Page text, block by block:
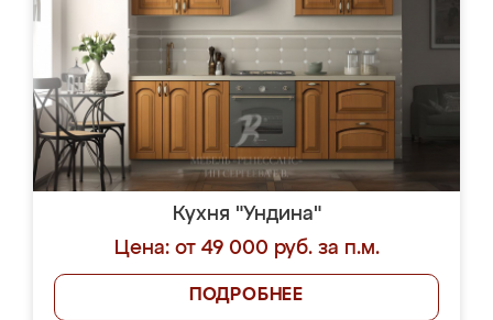
Кухня "Ундина"
Цена: от 49 000 руб. за п.м.
ПОДРОБНЕЕ